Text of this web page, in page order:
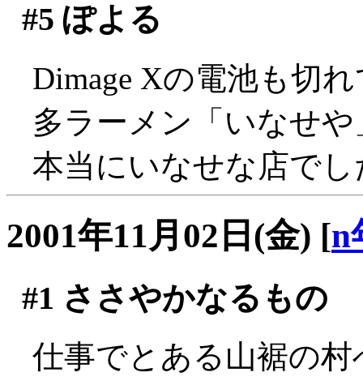
#5 ぽよる
Dimage Xの電池も切
多ラーメン「いなせや
本当にいなせな店でし
2001年11月02日(金) [n
#1 ささやかなるもの
仕事でとある山裾の村